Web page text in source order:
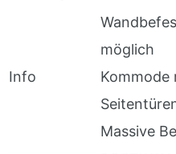
Info
möglich
Kommode
Massive